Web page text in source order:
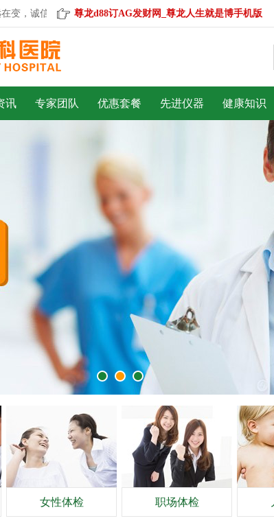
，诚信永远不变。尊龙d88订AG发财网_尊龙人生就是博手机版
讯 专家团队 优惠套餐 先进仪器 健康知识
女性体检 职场体检